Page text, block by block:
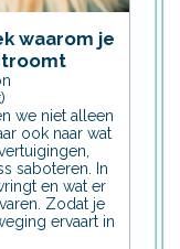
waarom je
we niet alleen
ook naar wat
saboteren. In
en wat er
Zodat je
ervaart in